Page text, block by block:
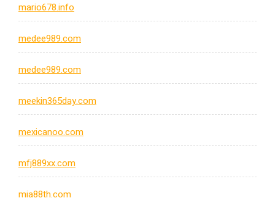
mario678.info
medee989.com
medee989.com
meekin365day.com
mexicanoo.com
mfj889xx.com
mia88th.com